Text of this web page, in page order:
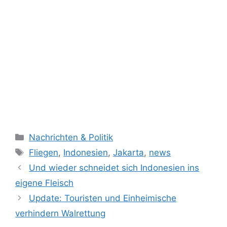
K
a
e
g
o
r
Nachrichten & Politik
S
c
l
a
g
Fliegen, Indonesien,Jakarta, news
Und wieder schneidet sich Indonesien ins
eigene Fleisch
Update: Touristen und Einheimische
verhindern Walrettung